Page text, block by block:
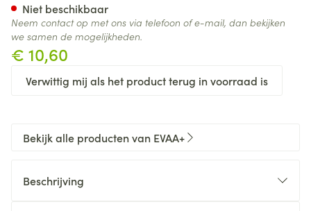
€ 10,60
Verwittig mij als het product terug in voorraad is
Niet beschikbaar
Neem contact op met ons via telefoon of e-mail, dan bekijken
we samen de mogelijkheden.
Bekijk alle producten van EVAA+
Beschrijving